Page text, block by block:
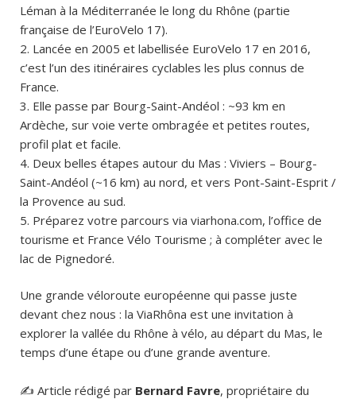
Léman à la Méditerranée le long du Rhône (partie
française de l’EuroVelo 17).
Lancée en 2005 et labellisée EuroVelo 17 en 2016,
c’est l’un des itinéraires cyclables les plus connus de
France.
Elle passe par Bourg-Saint-Andéol : ~93 km en
Ardèche, sur voie verte ombragée et petites routes,
profil plat et facile.
Deux belles étapes autour du Mas : Viviers – Bourg-
Saint-Andéol (~16 km) au nord, et vers Pont-Saint-Esprit /
la Provence au sud.
Préparez votre parcours via viarhona.com, l’office de
tourisme et France Vélo Tourisme ; à compléter avec le
lac de Pignedoré.
Une grande véloroute européenne qui passe juste
devant chez nous : la ViaRhôna est une invitation à
explorer la vallée du Rhône à vélo, au départ du Mas, le
temps d’une étape ou d’une grande aventure.
✍️ Article rédigé par Bernard Favre, propriétaire du